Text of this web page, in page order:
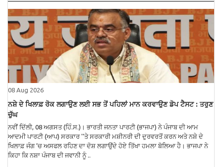
08 Aug 2026
ਨਸ਼ੇ ਦੇ ਖਿਲਾਫ਼ ਰੋਕ ਲਗਾਉਣ ਲਈ ਸਭ ਤੋਂ ਪਹਿਲਾਂ ਮਾਨ ਕਰਵਾਉਣ ਡੋਪ ਟੈਸਟ : ਤਰੁਣ
ਚੁੱਘ
ਨਵੀਂ ਦਿੱਲੀ, 08 ਅਗਸਤ (ਹਿੰ.ਸ.)। ਭਾਰਤੀ ਜਨਤਾ ਪਾਰਟੀ (ਭਾਜਪਾ) ਨੇ ਪੰਜਾਬ ਦੀ ਆਮ
ਆਦਮੀ ਪਾਰਟੀ (ਆਪ) ਸਰਕਾਰ ''ਤੇ ਸਰਕਾਰੀ ਮਸ਼ੀਨਰੀ ਦੀ ਦੁਰਵਰਤੋਂ ਕਰਨ ਅਤੇ ਨਸ਼ੇ ਦੇ
ਖਿਲਾਫ਼ ਜੰਗ ’ਚ ਅਸਫਲ ਰਹਿਣ ਦਾ ਦੋਸ਼ ਲਗਾਉਂਦੇ ਹੋਏ ਤਿੱਖਾ ਹਮਲਾ ਬੋਲਿਆ ਹੈ। ਭਾਜਪਾ ਨੇ
ਕਿਹਾ ਕਿ ਨਸ਼ਾ ਪੰਜਾਬ ਦੀ ਜਵਾਨੀ ਨੂੰ ..